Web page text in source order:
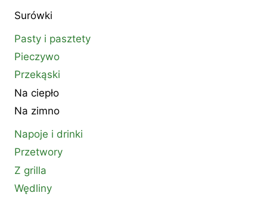
Surówki
Pasty i pasztety
Pieczywo
Przekąski
Na ciepło
Na zimno
Napoje i drinki
Przetwory
Z grilla
Wędliny